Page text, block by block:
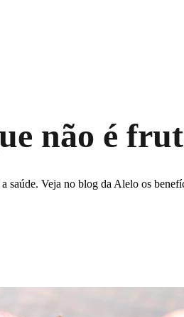
não é
saúde. Veja no blog da Alelo os